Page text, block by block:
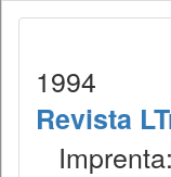
1994
Revista